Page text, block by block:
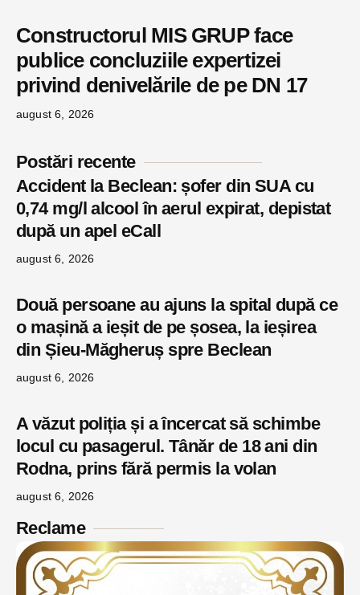
Constructorul MIS GRUP face
publice concluziile expertizei
privind denivelările de pe DN 17
august 6, 2026
Postări recente
Accident la Beclean: șofer din SUA cu
0,74 mg/l alcool în aerul expirat, depistat
după un apel eCall
august 6, 2026
Două persoane au ajuns la spital după ce
o mașină a ieșit de pe șosea, la ieșirea
din Șieu-Măgheruș spre Beclean
august 6, 2026
A văzut poliția și a încercat să schimbe
locul cu pasagerul. Tânăr de 18 ani din
Rodna, prins fără permis la volan
august 6, 2026
Reclame